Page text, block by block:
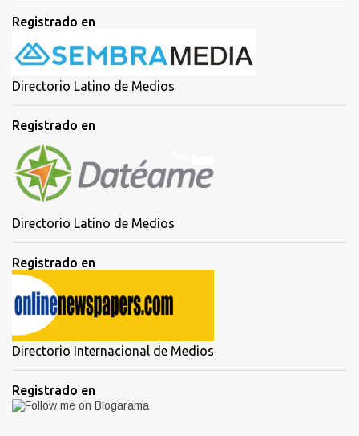
Registrado en
Directorio Latino de Medios
Registrado en
Directorio Latino de Medios
Registrado en
Directorio Internacional de Medios
Registrado en